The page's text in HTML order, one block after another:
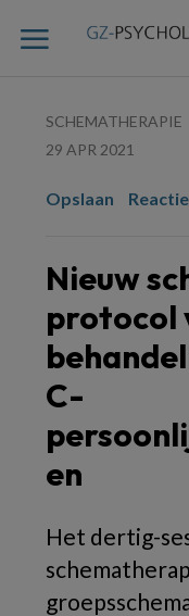
SCHEMATHERAPIE
29 APR 2021
Opslaan
Nieuw
protocol
C-
en
Het dertig-